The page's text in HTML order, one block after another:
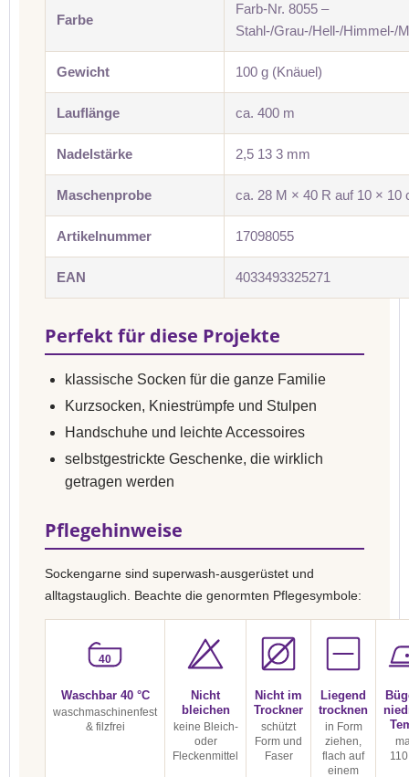
Farbe
Farb-Nr. 8055 –
Stahl-/Grau-/Hell-/Himmel-/
Gewicht 100 g (Knäuel)
Lauflänge ca. 400 m
Nadelstärke 2,5 13 3 mm
Maschenprobe ca. 28 M × 40 R auf 10 × 10
Artikelnummer 17098055
EAN 4033493325271
Perfekt für diese Projekte
klassische Socken für die ganze Familie
Kurzsocken, Kniestrümpfe und Stulpen
Handschuhe und leichte Accessoires
selbstgestrickte Geschenke, die wirklich
getragen werden
Pflegehinweise
Sockengarne sind superwash-ausgerüstet und
alltagstauglich. Beachte die genormten Pflegesymbole:
40
Waschbar 40 °C
waschmaschinenfest
& filzfrei
Nicht
bleichen
keine Bleich-
oder
Fleckenmittel
Nicht im
Trockner
schützt
Form und
Faser
Liegend
trocknen
in Form
ziehen,
flach auf
einem